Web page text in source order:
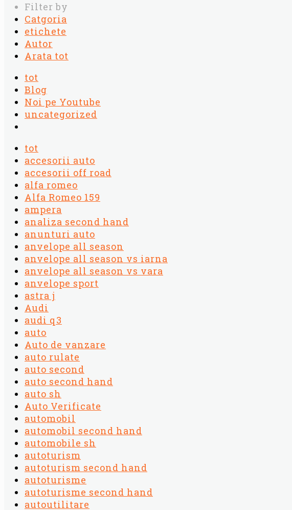
Filter by
Catgoria
etichete
Autor
Arata tot
tot
Blog
Noi pe Youtube
uncategorized
tot
accesorii auto
accesorii off road
alfa romeo
Alfa Romeo 159
ampera
analiza second hand
anunturi auto
anvelope all season
anvelope all season vs iarna
anvelope all season vs vara
anvelope sport
astra j
Audi
audi q3
auto
Auto de vanzare
auto rulate
auto second
auto second hand
auto sh
Auto Verificate
automobil
automobil second hand
automobile sh
autoturism
autoturism second hand
autoturisme
autoturisme second hand
autoutilitare